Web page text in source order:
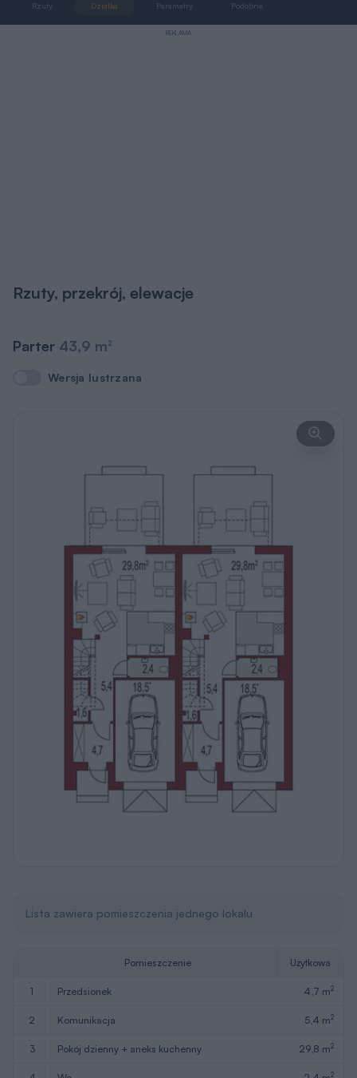
Rzuty Działka Parametry Podobne
REKLAMA
Rzuty, przekrój, elewacje
Parter 43,9 m2
Wersja lustrzana
Wersja lustrzana
Lista zawiera pomieszczenia jednego lokalu
Pomieszczenie Użytkowa
1 przedsionek 4,7 m2
2 komunikacja 5,4 m2
3 pokój dzienny + aneks kuchenny 29,8 m2
2